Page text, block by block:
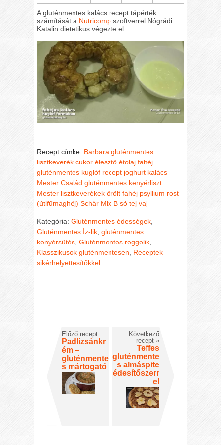
A gluténmentes kalács recept tápérték
számítását a Nutricomp szoftverrel Nógrádi
Katalin dietetikus végezte el.
Recept címke: Barbara gluténmentes
lisztkeverék cukor élesztő étolaj fahéj
gluténmentes kuglóf recept joghurt kalács
Mester Család gluténmentes kenyérliszt
Mester lisztkeverékek őrölt fahéj psyllium rost
(útifűmaghéj) Schär Mix B só tej vaj
Kategória:Gluténmentes édességek
Gluténmentes Íz-lik ,gluténmentes
kenyérsütés ,Gluténmentes reggelik
Klasszikusok gluténmentesen
Receptek
sikérhelyettesítőkkel
Előző recept
Padlizsánkr
ém –
gluténmente
s mártogató
Következő
recept »
Teffes
gluténmente
s almáspite
édesítőszerr
el